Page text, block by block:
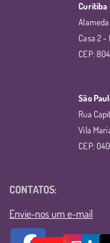
Curitiba
Casa 2 -
CEP:
São
Rua
Vila
CEP:
CONTATOS:
Envie-nos um e-mail